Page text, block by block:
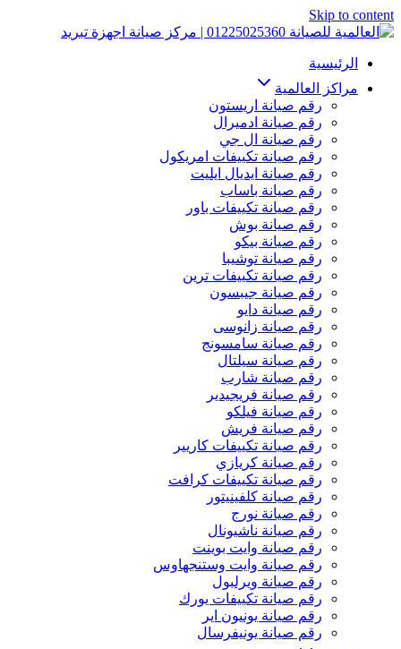
Skip to content
الرئيسية
مراكز العالمية
رقم صيانة اريستون
رقم صيانة ادميرال
رقم صيانة ال جي
رقم صيانة تكييفات امريكول
رقم صيانة ايديال ايليت
رقم صيانة باساب
رقم صيانة تكييفات باور
رقم صيانة بوش
رقم صيانة بيكو
رقم صيانة توشيبا
رقم صيانة تكييفات ترين
رقم صيانة جيبسون
رقم صيانة دايو
رقم صيانة زانوسى
رقم صيانة سامسونج
رقم صيانة سيلتال
رقم صيانة شارب
رقم صيانة فريجيدير
رقم صيانة فيلكو
رقم صيانة فريش
رقم صيانة تكييفات كاريير
رقم صيانة كريازي
رقم صيانة تكييفات كرافت
رقم صيانة كلفينيتور
رقم صيانة نورج
رقم صيانة ناشيونال
رقم صيانة وايت بوينت
رقم صيانة وايت وستنجهاوس
رقم صيانة ويرلبول
رقم صيانة تكييفات يورك
رقم صيانة يونيون اير
رقم صيانة يونيفرسال